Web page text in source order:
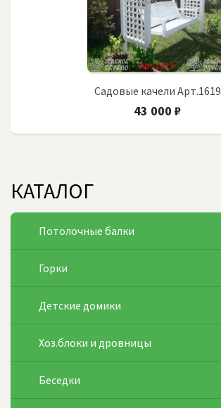
Садовые качели Арт.1619
43 000 ₽
КАТАЛОГ
Потолочные балки
Горки
Детские домики
Хоз.блоки и дровницы
Беседки